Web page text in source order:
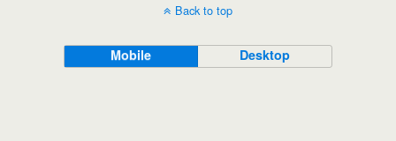
Back to top
Mobile Desktop